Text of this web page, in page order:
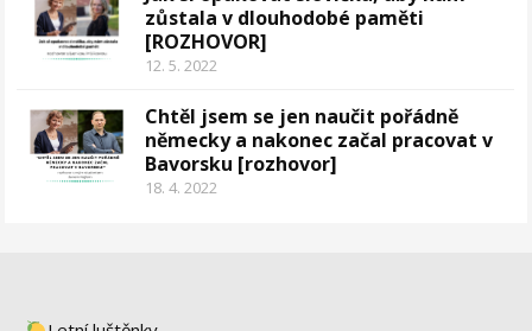
zůstala v dlouhodobé paměti
[ROZHOVOR]
12. 5. 2022
Chtěl jsem se jen naučit pořádně
německy a nakonec začal pracovat v
Bavorsku [rozhovor]
18. 4. 2022